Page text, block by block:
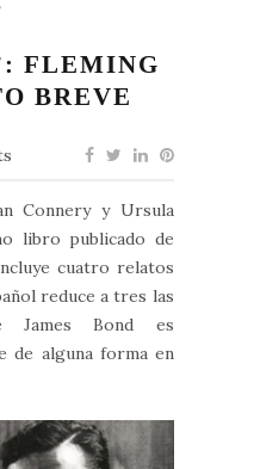
FLEMING
BREVE
Connery y Ursula
libro publicado de
cuatro relatos
reduce a tres las
James Bond es
de alguna forma en